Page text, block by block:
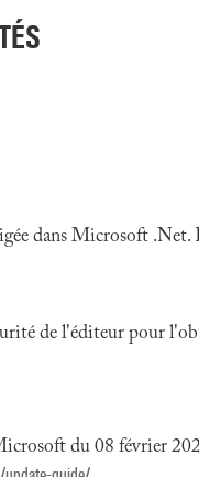
dans Microsoft .Net.
de l'éditeur pour
du 08 février